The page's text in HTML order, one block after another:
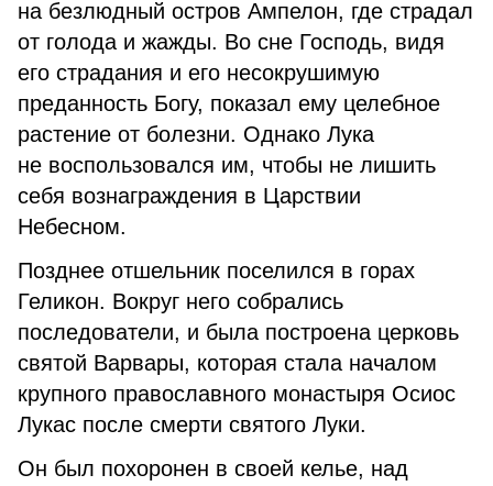
на безлюдный остров Ампелон, где страдал
от голода и жажды. Во сне Господь, видя
его страдания и его несокрушимую
преданность Богу, показал ему целебное
растение от болезни. Однако Лука
не воспользовался им, чтобы не лишить
себя вознаграждения в Царствии
Небесном.
Позднее отшельник поселился в горах
Геликон. Вокруг него собрались
последователи, и была построена церковь
святой Варвары, которая стала началом
крупного православного монастыря Осиос
Лукас после смерти святого Луки.
Он был похоронен в своей келье, над